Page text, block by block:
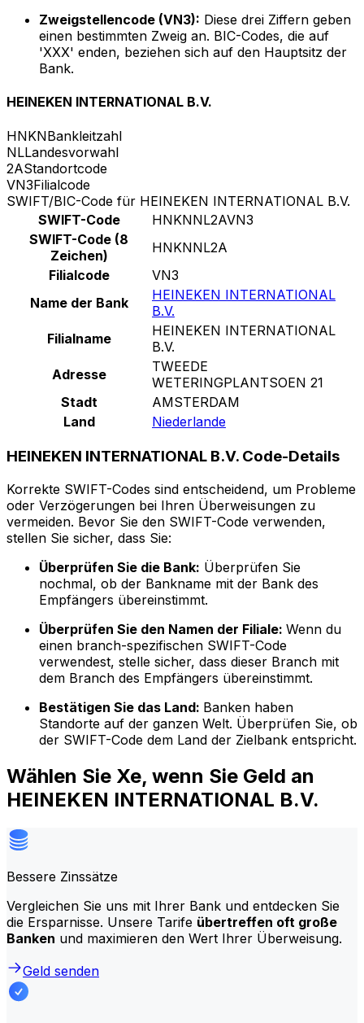
Zweigstellencode (VN3): Diese drei Ziffern geben
einen bestimmten Zweig an. BIC-Codes, die auf
'XXX' enden, beziehen sich auf den Hauptsitz der
Bank.
HEINEKEN INTERNATIONAL B.V.
HNKNBankleitzahl
NLLandesvorwahl
2AStandortcode
VN3Filialcode
SWIFT/BIC-Code für HEINEKEN INTERNATIONAL B.V.
SWIFT-Code
HNKNNL2AVN3
SWIFT-Code (8
Zeichen)
HNKNNL2A
Filialcode
VN3
Name der Bank
HEINEKEN INTERNATIONAL
B.V.
Filialname
HEINEKEN INTERNATIONAL
B.V.
Adresse
TWEEDE
WETERINGPLANTSOEN 21
Stadt
AMSTERDAM
Land
Niederlande
HEINEKEN INTERNATIONAL B.V. Code-Details
Korrekte SWIFT-Codes sind entscheidend, um Probleme
oder Verzögerungen bei Ihren Überweisungen zu
vermeiden. Bevor Sie den SWIFT-Code verwenden,
stellen Sie sicher, dass Sie:
Überprüfen Sie die Bank: Überprüfen Sie
nochmal, ob der Bankname mit der Bank des
Empfängers übereinstimmt.
Überprüfen Sie den Namen der Filiale: Wenn du
einen branch-spezifischen SWIFT-Code
verwendest, stelle sicher, dass dieser Branch mit
dem Branch des Empfängers übereinstimmt.
Bestätigen Sie das Land: Banken haben
Standorte auf der ganzen Welt. Überprüfen Sie, ob
der SWIFT-Code dem Land der Zielbank entspricht.
Wählen Sie Xe, wenn Sie Geld an
HEINEKEN INTERNATIONAL B.V.
Bessere Zinssätze
Vergleichen Sie uns mit Ihrer Bank und entdecken Sie
die Ersparnisse. Unsere Tarife übertreffen oft große
Banken und maximieren den Wert Ihrer Überweisung.
Geld senden